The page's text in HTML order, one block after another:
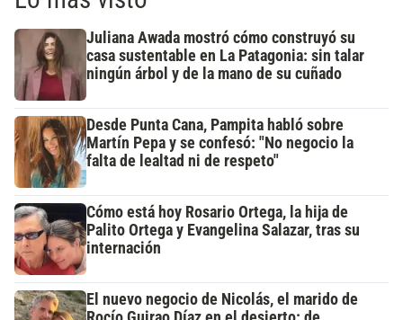
Juliana Awada mostró cómo construyó su
casa sustentable en La Patagonia: sin talar
ningún árbol y de la mano de su cuñado
Desde Punta Cana, Pampita habló sobre
Martín Pepa y se confesó: "No negocio la
falta de lealtad ni de respeto"
Cómo está hoy Rosario Ortega, la hija de
Palito Ortega y Evangelina Salazar, tras su
internación
El nuevo negocio de Nicolás, el marido de